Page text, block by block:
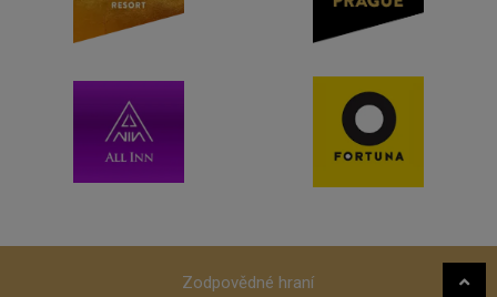
Zodpovědné hraní